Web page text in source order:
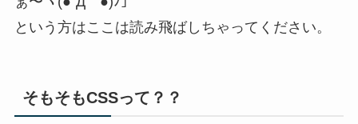
という方はここは読み飛ばしちゃってください。
そもそもCSSって？？